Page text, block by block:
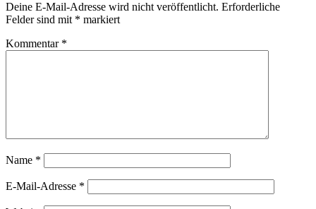
Deine E-Mail-Adresse wird nicht veröffentlicht. Erforderliche
Felder sind mit * markiert
Kommentar *
Name *
E-Mail-Adresse *